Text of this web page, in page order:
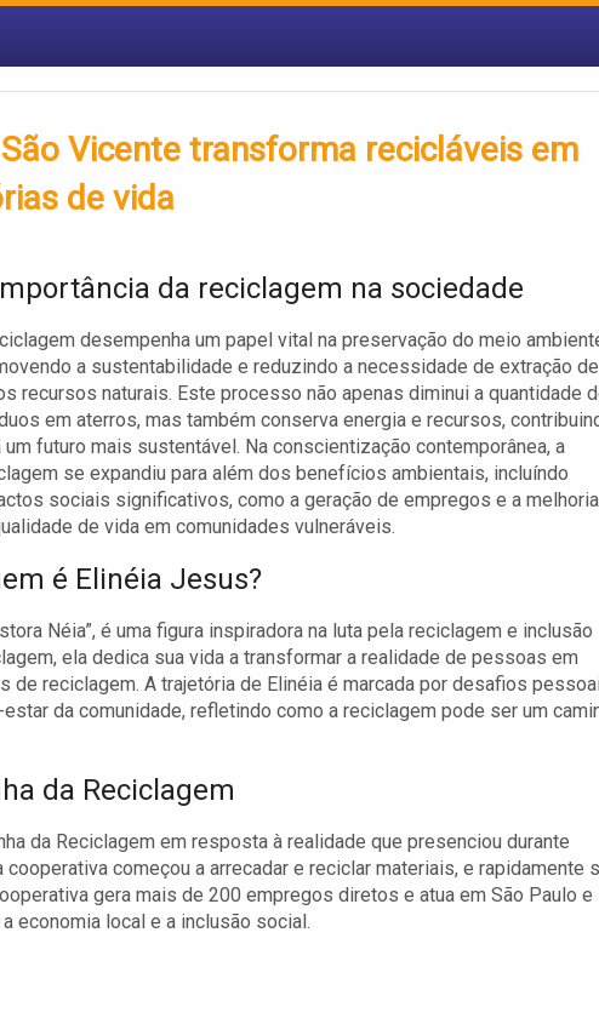
Vicente transforma recicláveis em
de vida
da reciclagem na sociedade
desempenha um papel vital na preservação do meio
a sustentabilidade e reduzindo a necessidade de extração de
recursos naturais. Este processo não apenas diminui a quantidade
em aterros, mas também conserva energia e recursos,
um futuro mais sustentável. Na conscientização contemporânea, a
se expandiu para além dos benefícios ambientais, incluíndo
sociais significativos, como a geração de empregos e a melhoria
de vida em comunidades vulneráveis.
é Elinéia Jesus?
Néia”, é uma figura inspiradora na luta pela reciclagem e inclusão
ela dedica sua vida a transformar a realidade de pessoas em
de reciclagem. A trajetória de Elinéia é marcada por desafios
da comunidade, refletindo como a reciclagem pode ser um
da Reciclagem
da Reciclagem em resposta à realidade que presenciou durante
começou a arrecadar e reciclar materiais, e rapidamente
gera mais de 200 empregos diretos e atua em São Paulo e
economia local e a inclusão social.